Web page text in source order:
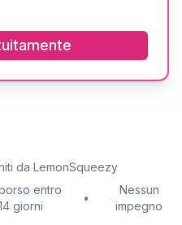
da LemonSqueezy
entro
giorni
•
Nessun
impegno